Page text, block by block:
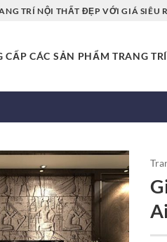
TRÍ NỘI THẤT ĐẸP VỚI GIÁ SIÊU
CẤP CÁC SẢN PHẨM TRANG